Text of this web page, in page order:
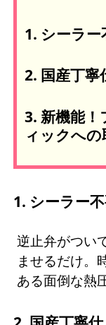
1. シーラ
2. 国産丁寧
3. 新機能
ィックへ
1. シーラー
逆止弁がつい
ませるだけ。
ある面倒な熱